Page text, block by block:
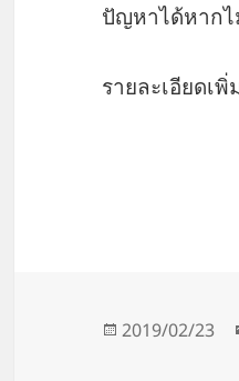
ปัญหาได้หากไ
รายละเอียดเ
Posted
2019/02/23